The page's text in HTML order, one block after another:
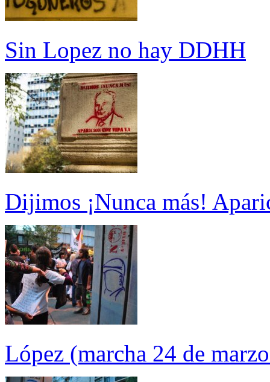
Sin Lopez no hay DDHH
Dijimos ¡Nunca más!
López (marcha 24 de